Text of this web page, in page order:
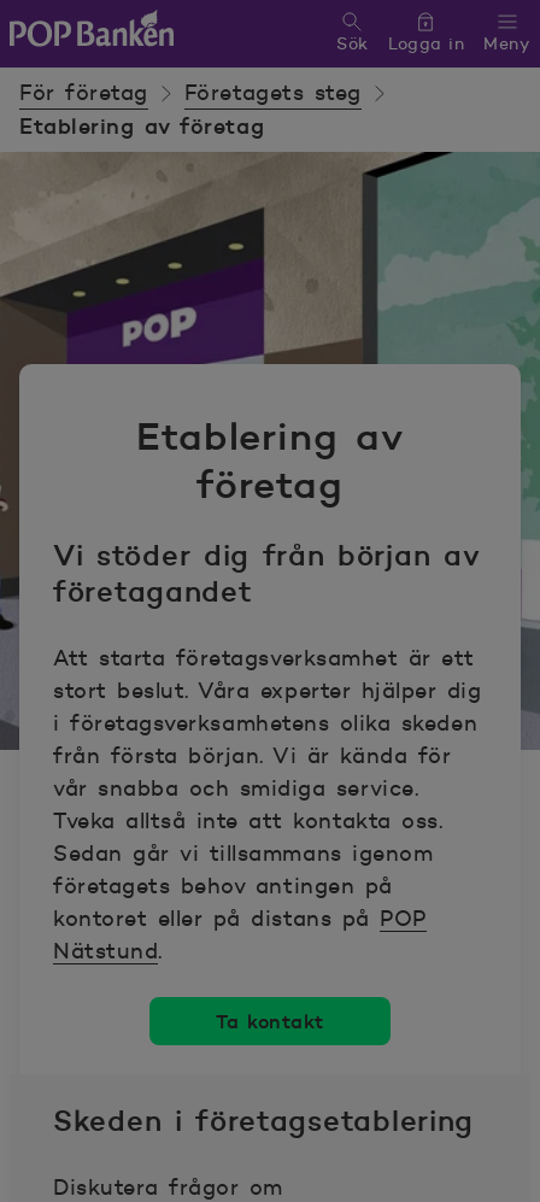
POP banken, till hemsidan
Meny
Sök Logga in
För företag Företagets steg
Etablering av företag
Etablering av
företag
Vi stöder dig från början av
företagandet
Att starta företagsverksamhet är ett
stort beslut. Våra experter hjälper dig
i företagsverksamhetens olika skeden
från första början. Vi är kända för
vår snabba och smidiga service.
Tveka alltså inte att kontakta oss.
Sedan går vi tillsammans igenom
företagets behov antingen på
kontoret eller på distans på POP
Nätstund.
Ta kontakt
Skeden i företagsetablering
Diskutera frågor om